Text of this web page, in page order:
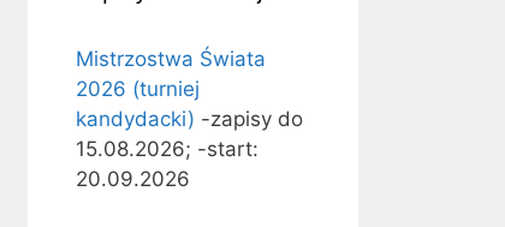
Mistrzostwa Świata
2026 (turniej
kandydacki) -zapisy do
15.08.2026; -start:
20.09.2026